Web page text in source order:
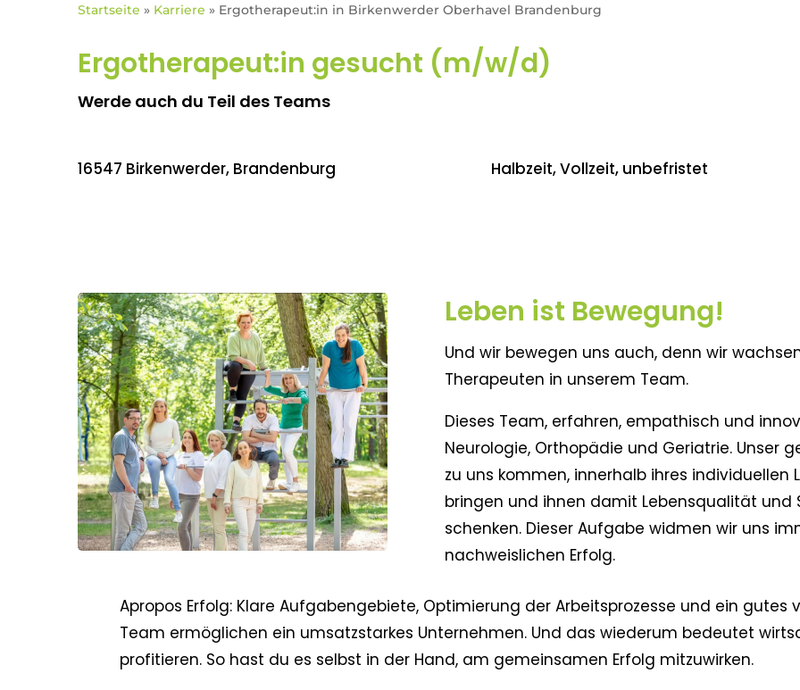
Startseite » Karriere » Ergotherapeut:in in Birkenwerder Oberhavel Brandenburg
Ergotherapeut:in gesucht (m/w/d)
Werde auch du Teil des Teams
16547 Birkenwerder, Brandenburg Halbzeit, Vollzeit, unbefristet
Leben ist Bewegung!
Und wir bewegen uns auch, denn wir
Therapeuten in unserem Team.
Dieses Team, erfahren, empathisch und
Neurologie, Orthopädie und Geriatrie. Unser
zu uns kommen, innerhalb ihres
bringen und ihnen damit Lebensqualität und
schenken. Dieser Aufgabe widmen wir uns
nachweislichen Erfolg.
Apropos Erfolg: Klare Aufgabengebiete, Optimierung der Arbeitsprozesse und ein
Team ermöglichen ein umsatzstarkes Unternehmen. Und das wiederum bedeutet
profitieren. So hast du es selbst in der Hand, am gemeinsamen Erfolg mitzuwirken.